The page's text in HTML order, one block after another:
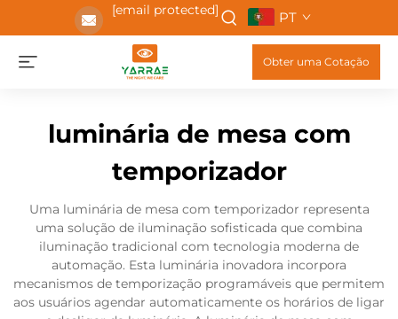
[email protected] PT
Obter uma Cotação
luminária de mesa com
temporizador
Uma luminária de mesa com temporizador representa
uma solução de iluminação sofisticada que combina
iluminação tradicional com tecnologia moderna de
automação. Esta luminária inovadora incorpora
mecanismos de temporização programáveis que permitem
aos usuários agendar automaticamente os horários de ligar